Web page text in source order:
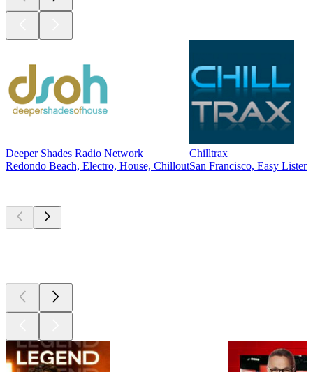
Deeper Shades Radio Network
Redondo Beach, Electro, House, Chillout
Chilltrax
San Francisco, Easy